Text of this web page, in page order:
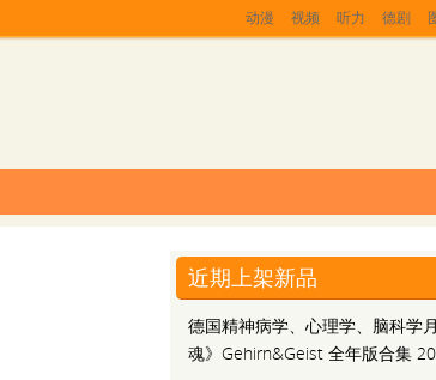
动漫 视频 听力 德剧
近期上架新品
德国精神病学、心理学、脑科学
魂》Gehirn&Geist 全年版合集